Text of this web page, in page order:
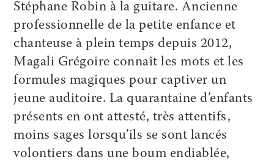
Stéphane Robin à la guitare. Ancienne
professionnelle de la petite enfance et
chanteuse à plein temps depuis 2012,
Magali Grégoire connaît les mots et les
formules magiques pour captiver un
jeune auditoire. La quarantaine d’enfants
présents en ont attesté, très attentifs,
moins sages lorsqu’ils se sont lancés
volontiers dans une boum endiablée,